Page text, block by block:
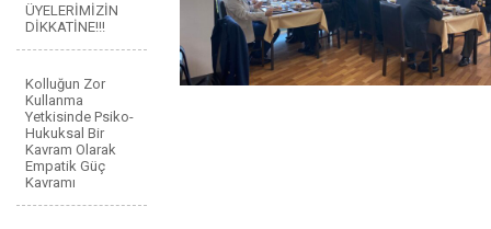
ÜYELERİMİZİN
DİKKATİNE!!!
Kolluğun Zor
Kullanma
Yetkisinde Psiko-
Hukuksal Bir
Kavram Olarak
Empatik Güç
Kavramı